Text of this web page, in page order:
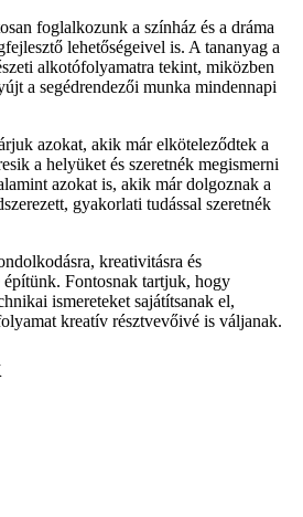
foglalkozunk a színház és a dráma
lehetőségeivel is. A tananyag a
alkotófolyamatra tekint, miközben
a segédrendezői munka mindennapi
azokat, akik már elköteleződtek a
a helyüket és szeretnék megismerni
azokat is, akik már dolgoznak a
gyakorlati tudással szeretnék
kreativitásra és
építünk. Fontosnak tartjuk, hogy
ismereteket sajátítsanak el,
kreatív résztvevőivé is váljanak.